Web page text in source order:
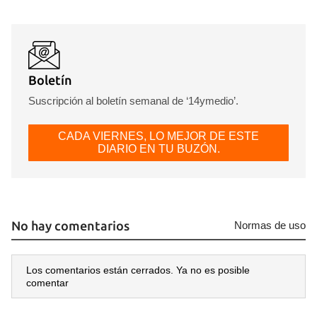
Boletín
Suscripción al boletín semanal de ‘14ymedio’.
CADA VIERNES, LO MEJOR DE ESTE
DIARIO EN TU BUZÓN.
No hay comentarios Normas de uso
Los comentarios están cerrados. Ya no es posible
comentar